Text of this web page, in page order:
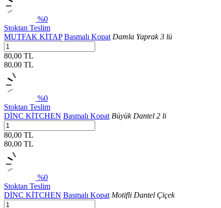
%0
Stoktan Teslim
MUTFAK KİTAP Basmalı Kopat Damla Yaprak 3 lü
80,00 TL
80,00 TL
%0
Stoktan Teslim
DİNC KİTCHEN Basmalı Kopat Büyük Dantel 2 li
80,00 TL
80,00 TL
%0
Stoktan Teslim
DİNC KİTCHEN Basmalı Kopat Motifli Dantel Çiçek